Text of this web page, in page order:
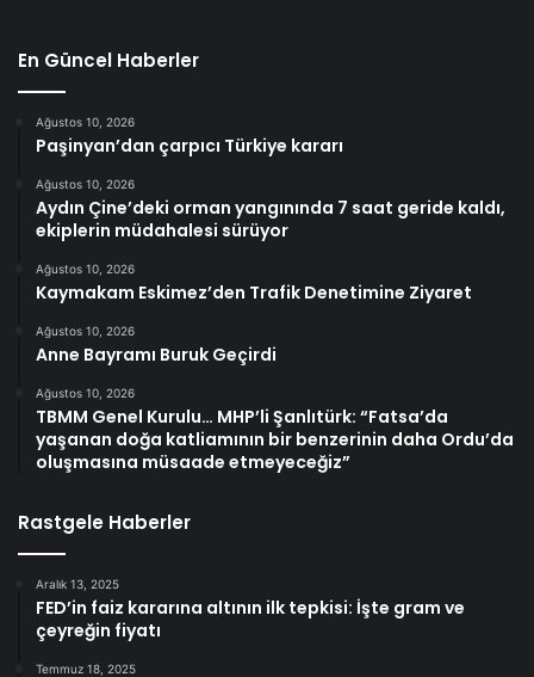
En Güncel Haberler
Ağustos 10, 2026
Paşinyan’dan çarpıcı Türkiye kararı
Ağustos 10, 2026
Aydın Çine’deki orman yangınında 7 saat geride kaldı,
ekiplerin müdahalesi sürüyor
Ağustos 10, 2026
Kaymakam Eskimez’den Trafik Denetimine Ziyaret
Ağustos 10, 2026
Anne Bayramı Buruk Geçirdi
Ağustos 10, 2026
TBMM Genel Kurulu… MHP’li Şanlıtürk: “Fatsa’da
yaşanan doğa katliamının bir benzerinin daha Ordu’da
oluşmasına müsaade etmeyeceğiz”
Rastgele Haberler
Aralık 13, 2025
FED’in faiz kararına altının ilk tepkisi: İşte gram ve
çeyreğin fiyatı
Temmuz 18, 2025